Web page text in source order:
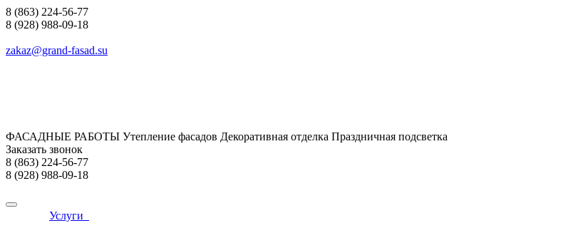
8 (863) 224-56-77
8 (928) 988-09-18
zakaz@grand-fasad.su
ФАСАДНЫЕ РАБОТЫ Утепление фасадов Декоративная отделка Праздничная подсветка
Заказать звонок
8 (863) 224-56-77
8 (928) 988-09-18
Услуги